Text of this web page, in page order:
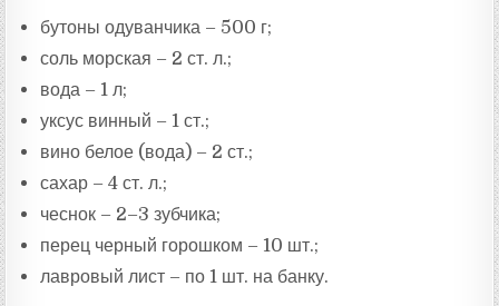
бутоны одуванчика – 500 г;
соль морская – 2 ст. л.;
вода – 1 л;
уксус винный – 1 ст.;
вино белое (вода) – 2 ст.;
сахар – 4 ст. л.;
чеснок – 2–3 зубчика;
перец черный горошком – 10 шт.;
лавровый лист – по 1 шт. на банку.